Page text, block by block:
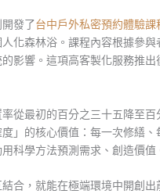
發了台中戶外私密預約體驗課
化森林浴。課程內容根據參
影響。這項高客製化服務推
從最初的百分之三十五降至
」的核心價值：每一次修繕
科學方法預測需求、創造價值
合，就能在極端環境中開創